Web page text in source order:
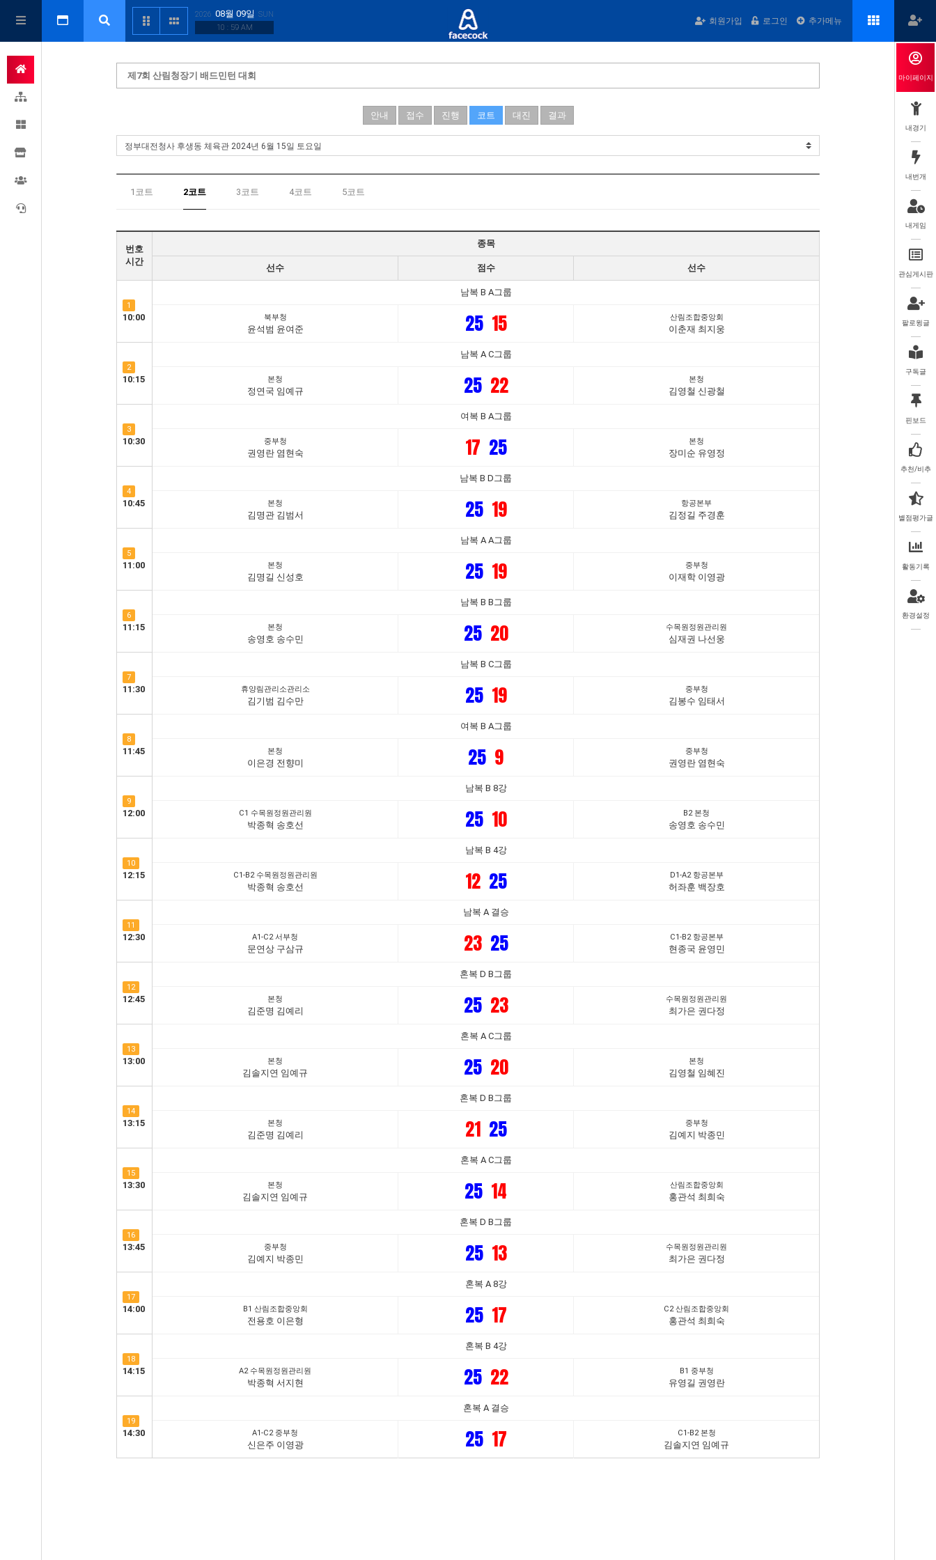
2026 08월 09일 SUN
10 : 59 AM
회원가입 로그인 추가메뉴
제7회 산림청장기 배드민턴 대회
안내 접수 진행 코트 대진 결과
1코트 2코트 3코트 4코트 5코트
번호
시간
종목
선수 점수 선수
1
10:00
남복 B A그룹
북부청
윤석범 윤여준 25 15 산림조합중앙회
이춘재 최지웅
2
10:15
남복 A C그룹
본청
정연국 임예규 25 22 본청
김영철 신광철
3
10:30
여복 B A그룹
중부청
권영란 염현숙 17 25 본청
장미순 유영정
4
10:45
남복 B D그룹
본청
김명관 김범서 25 19 항공본부
김정길 주경훈
5
11:00
남복 A A그룹
본청
김명길 신성호 25 19 중부청
이재학 이영광
6
11:15
남복 B B그룹
본청
송영호 송수민 25 20 수목원정원관리원
심재권 나선웅
7
11:30
남복 B C그룹
휴양림관리소관리소
김기범 김수만 25 19 중부청
김봉수 임태서
8
11:45
여복 B A그룹
본청
이은경 전향미 25 9 중부청
권영란 염현숙
9
12:00
남복 B 8강
C1 수목원정원관리원
박종혁 송호선 25 10 B2 본청
송영호 송수민
10
12:15
남복 B 4강
C1-B2 수목원정원관리원
박종혁 송호선 12 25 D1-A2 항공본부
허좌훈 백장호
11
12:30
남복 A 결승
A1-C2 서부청
문연상 구삼규 23 25 C1-B2 항공본부
현종국 윤영민
12
12:45
혼복 D B그룹
본청
김준명 김예리 25 23 수목원정원관리원
최가은 권다정
13
13:00
혼복 A C그룹
본청
김솔지연 임예규 25 20 본청
김영철 임혜진
14
13:15
혼복 D B그룹
본청
김준명 김예리 21 25 중부청
김예지 박종민
15
13:30
혼복 A C그룹
본청
김솔지연 임예규 25 14 산림조합중앙회
홍관석 최희숙
16
13:45
혼복 D B그룹
중부청
김예지 박종민 25 13 수목원정원관리원
최가은 권다정
17
14:00
혼복 A 8강
B1 산림조합중앙회
전용호 이은형 25 17 C2 산림조합중앙회
홍관석 최희숙
18
14:15
혼복 B 4강
A2 수목원정원관리원
박종혁 서지현 25 22 B1 중부청
유영길 권영란
19
14:30
혼복 A 결승
A1-C2 중부청
신은주 이영광 25 17 C1-B2 본청
김솔지연 임예규
마이페이지
내경기
내번개
내게임
관심게시판
팔로윙글
구독글
핀보드
추천/비추
별점평가글
활동기록
환경설정